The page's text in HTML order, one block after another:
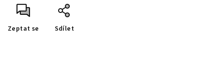
Zeptat se Sdílet